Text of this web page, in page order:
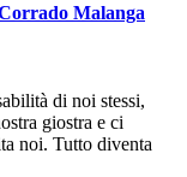
Malanga
di noi stessi,
giostra e ci
noi. Tutto diventa